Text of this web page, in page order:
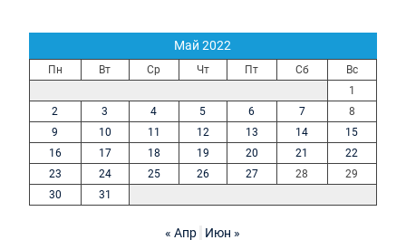
Май 2022
Пн Вт Ср Чт Пт Сб
Вс
1
2
3 4 5 6 7
8
9
10 11 12 13 14
15
16
17 18 19 20 21
22
23
24 25 26 27 28
29
30
31
« Апр Июн »